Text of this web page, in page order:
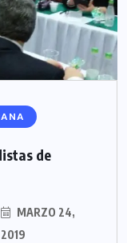
de
MARZO 24,
2019